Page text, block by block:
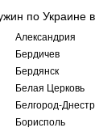
по Украине
Александрия
Бердичев
Бердянск
Белая Церковь
Белгород-
Борисполь